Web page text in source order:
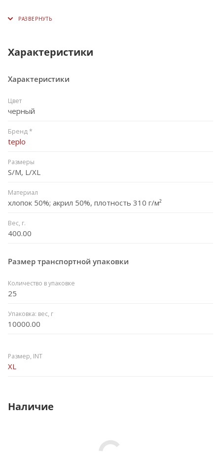
Характеристики
Характеристики
Цвет
черный
Бренд *
teplo
Размеры
S/M, L/XL
Материал
хлопок 50%; акрил 50%, плотность 310 г/м²
Вес, г.
400.00
Размер транспортной упаковки
Количество в упаковке
25
Упаковка: вес, г
10000.00
Размер, INT
XL
Наличие